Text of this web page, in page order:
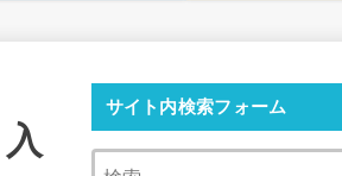
サイト内検索フォーム